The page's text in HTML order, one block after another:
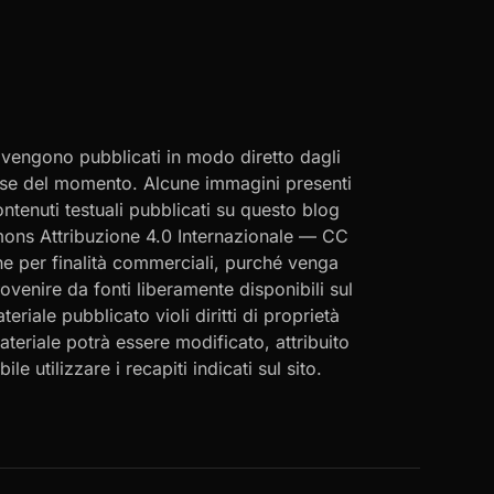
pubblicati in modo diretto dagli
del momento. Alcune immagini presenti
testuali pubblicati su questo blog
Attribuzione 4.0 Internazionale — CC
per finalità commerciali, purché venga
da fonti liberamente disponibili sul
pubblicato violi diritti di proprietà
potrà essere modificato, attribuito
utilizzare i recapiti indicati sul sito.